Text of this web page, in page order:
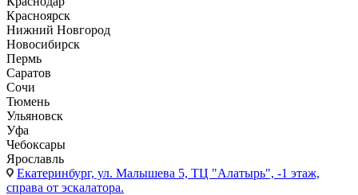
Красноярск
Нижний Новгород
Новосибирск
Пермь
Саратов
Сочи
Тюмень
Ульяновск
Уфа
Чебоксары
Ярославль
Екатеринбург, ул. Малышева 5, ТЦ "Алатырь", -1 этаж,
справа от эскалатора.